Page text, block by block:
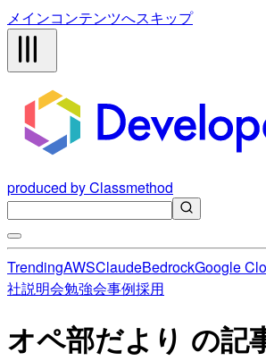
メインコンテンツへスキップ
produced by Classmethod
TrendingAWSClaudeBedrockGoogle
社説明会勉強会事例採用
オペ部だより の記